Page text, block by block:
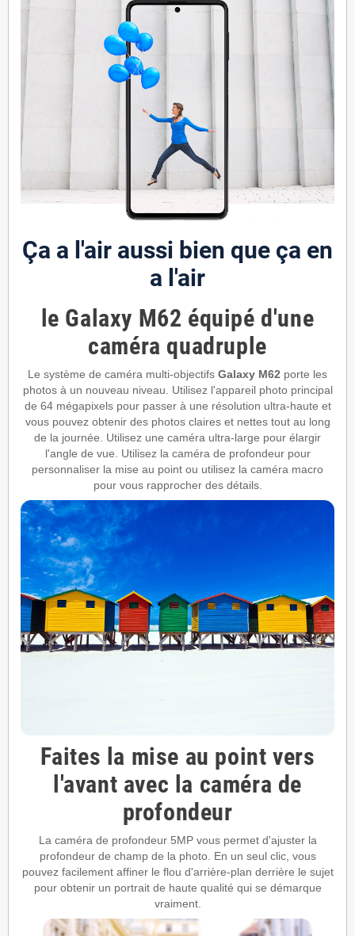
Ça a l'air aussi bien que ça en
a l'air
le Galaxy M62 équipé d'une
caméra quadruple
Le système de caméra multi-objectifs Galaxy M62 porte les
photos à un nouveau niveau. Utilisez l'appareil photo principal
de 64 mégapixels pour passer à une résolution ultra-haute et
vous pouvez obtenir des photos claires et nettes tout au long
de la journée. Utilisez une caméra ultra-large pour élargir
l'angle de vue. Utilisez la caméra de profondeur pour
personnaliser la mise au point ou utilisez la caméra macro
pour vous rapprocher des détails.
Faites la mise au point vers
l'avant avec la caméra de
profondeur
La caméra de profondeur 5MP vous permet d'ajuster la
profondeur de champ de la photo. En un seul clic, vous
pouvez facilement affiner le flou d'arrière-plan derrière le sujet
pour obtenir un portrait de haute qualité qui se démarque
vraiment.